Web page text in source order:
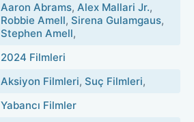
Aaron Abrams, Alex Mallari Jr.,
Robbie Amell, Sirena Gulamgaus,
Stephen Amell,
2024 Filmleri
Aksiyon Filmleri, Suç Filmleri,
Yabancı Filmler